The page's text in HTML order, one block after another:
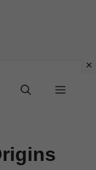
Menu